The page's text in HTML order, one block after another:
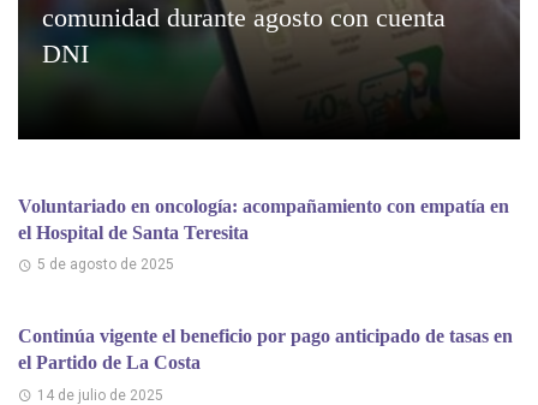
comunidad durante agosto con cuenta
DNI
Voluntariado en oncología: acompañamiento con empatía en
el Hospital de Santa Teresita
5 de agosto de 2025
Continúa vigente el beneficio por pago anticipado de tasas en
el Partido de La Costa
14 de julio de 2025